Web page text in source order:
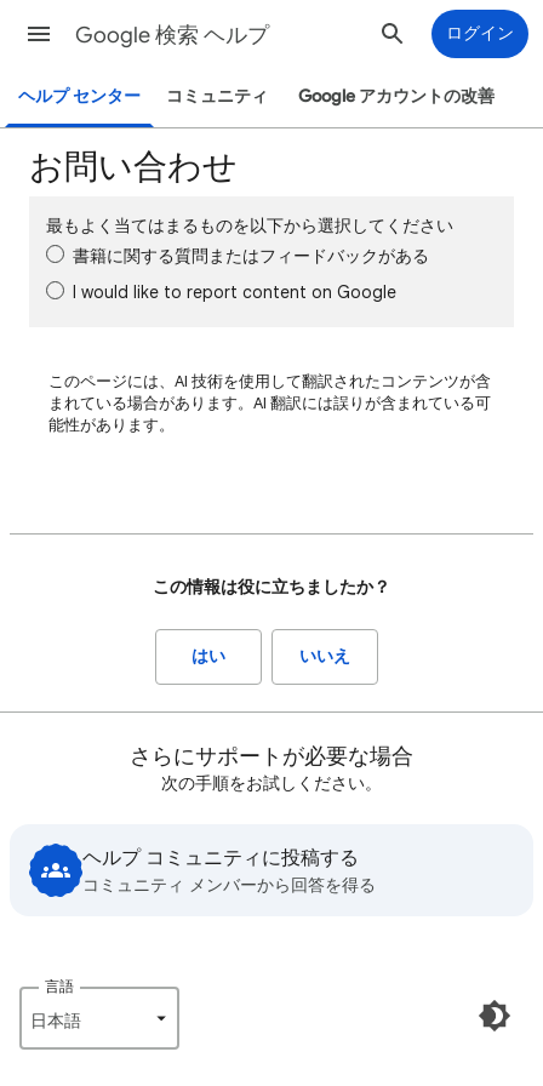
Google 検索 ヘルプ ログイン
ヘルプ センター コミュニティ Google アカウントの改善
お問い合わせ
最もよく当てはまるものを以下から選択してください
書籍に関する質問またはフィードバックがある
I would like to report content on Google
このページには、AI 技術を使用して翻訳されたコンテンツが含
まれている場合があります。AI 翻訳には誤りが含まれている可
能性があります。
この情報は役に立ちましたか？
はい いいえ
さらにサポートが必要な場合
次の手順をお試しください。
ヘルプ コミュニティに投稿する
コミュニティ メンバーから回答を得る
言語
日本語‎